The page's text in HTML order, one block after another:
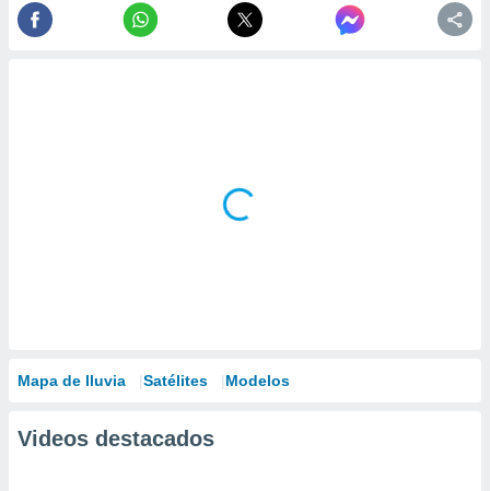
Mapa de lluvia Satélites Modelos
Videos destacados